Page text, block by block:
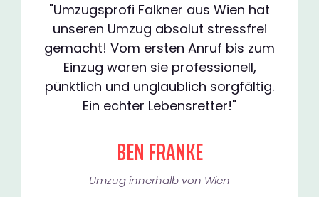
"Umzugsprofi Falkner aus Wien hat
unseren Umzug absolut stressfrei
gemacht! Vom ersten Anruf bis zum
Einzug waren sie professionell,
pünktlich und unglaublich sorgfältig.
Ein echter Lebensretter!"
BEN FRANKE
Umzug innerhalb von Wien​